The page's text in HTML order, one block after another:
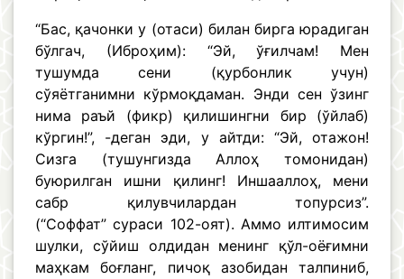
“Бас, қачонки у (отаси) билан бирга юрадиган
бўлгач, (Иброҳим): “Эй, ўғилчам! Мен
тушумда сени (қурбонлик учун)
сўяётганимни кўрмоқдаман. Энди сен ўзинг
нима раъй (фикр) қилишингни бир (ўйлаб)
кўргин!”, -деган эди, у айтди: “Эй, отажон!
Сизга (тушунгизда Аллоҳ томонидан)
буюрилган ишни қилинг! Иншааллоҳ, мени
сабр қилувчилардан топурсиз”.
(“Соффат” сураси 102-оят). Аммо илтимосим
шулки, сўйиш олдидан менинг қўл-оёғимни
маҳкам боғланг, пичоқ азобидан талпиниб,